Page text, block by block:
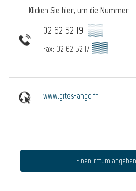
Klicken Sie hier, um die Nummer
02 62 52 19 ▒▒
Fax: 02 62 52 17 ▒▒
www.gites-ango.fr
Einen Irrtum angeben